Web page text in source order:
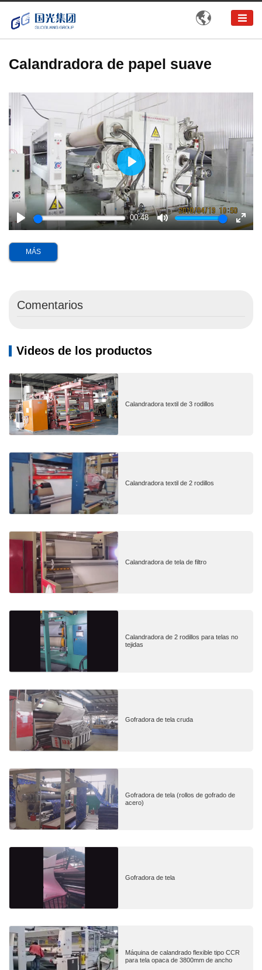

Calandradora de papel suave
Play
00:48
Mute
Enter
Play
MÁS
Comentarios
Videos de los productos
Calandradora textil de 3 rodillos
Calandradora textil de 2 rodillos
Calandradora de tela de filtro
Calandradora de 2 rodillos para telas no
tejidas
Gofradora de tela cruda
Gofradora de tela (rollos de gofrado de
acero)
Gofradora de tela
Máquina de calandrado flexible tipo CCR
para tela opaca de 3800mm de ancho